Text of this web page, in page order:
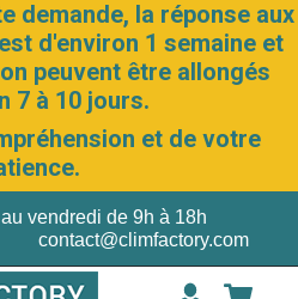
demande, la réponse aux
d'environ 1 semaine et
peuvent être allongés
7 à 10 jours.
et de votre
vendredi de 9h à 18h
contact@climfactory.com